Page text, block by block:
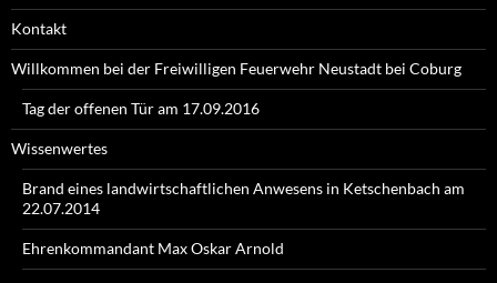
Kontakt
Willkommen bei der Freiwilligen Feuerwehr Neustadt bei Coburg
Tag der offenen Tür am 17.09.2016
Wissenwertes
Brand eines landwirtschaftlichen Anwesens in Ketschenbach am
22.07.2014
Ehrenkommandant Max Oskar Arnold